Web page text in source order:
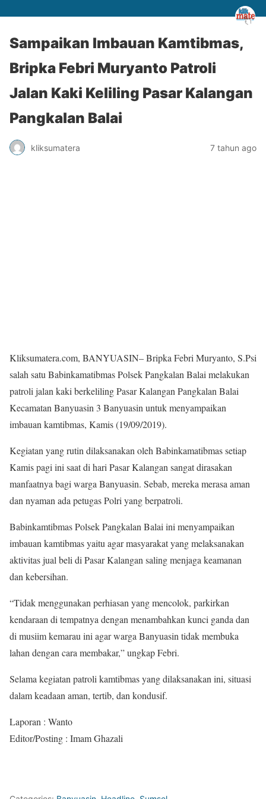
Sampaikan Imbauan Kamtibmas,
Bripka Febri Muryanto Patroli
Jalan Kaki Keliling Pasar Kalangan
Pangkalan Balai
kliksumatera 7 tahun ago
Kliksumatera.com, BANYUASIN– Bripka Febri Muryanto, S.Psi
salah satu Babinkamatibmas Polsek Pangkalan Balai melakukan
patroli jalan kaki berkeliling Pasar Kalangan Pangkalan Balai
Kecamatan Banyuasin 3 Banyuasin untuk menyampaikan
imbauan kamtibmas, Kamis (19/09/2019).
Kegiatan yang rutin dilaksanakan oleh Babinkamatibmas setiap
Kamis pagi ini saat di hari Pasar Kalangan sangat dirasakan
manfaatnya bagi warga Banyuasin. Sebab, mereka merasa aman
dan nyaman ada petugas Polri yang berpatroli.
Babinkamtibmas Polsek Pangkalan Balai ini menyampaikan
imbauan kamtibmas yaitu agar masyarakat yang melaksanakan
aktivitas jual beli di Pasar Kalangan saling menjaga keamanan
dan kebersihan.
“Tidak menggunakan perhiasan yang mencolok, parkirkan
kendaraan di tempatnya dengan menambahkan kunci ganda dan
di musiim kemarau ini agar warga Banyuasin tidak membuka
lahan dengan cara membakar,” ungkap Febri.
Selama kegiatan patroli kamtibmas yang dilaksanakan ini, situasi
dalam keadaan aman, tertib, dan kondusif.
Laporan : Wanto
Editor/Posting : Imam Ghazali